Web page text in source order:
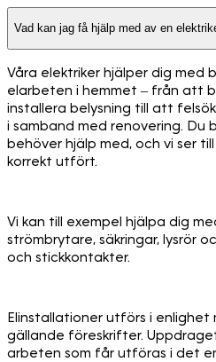
Vad kan jag få hjälp med av en
Våra elektriker hjälper dig med
elarbeten i hemmet – från att
installera belysning till att
i samband med renovering. Du
behöver hjälp med, och vi ser
korrekt utfört.
Vi kan till exempel hjälpa dig
strömbrytare, säkringar, lysrör
och stickkontakter.
Elinstallationer utförs i enlighet
gällande föreskrifter.
arbeten som får utföras i det